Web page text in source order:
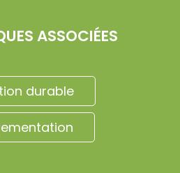
ASSOCIÉES
durable